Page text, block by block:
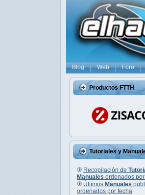
Blog Web Foro
Productos FTTH
Tutoriales y
Recopilación de
Manuales ordenados
Últimos Manuales
ordenados por fecha